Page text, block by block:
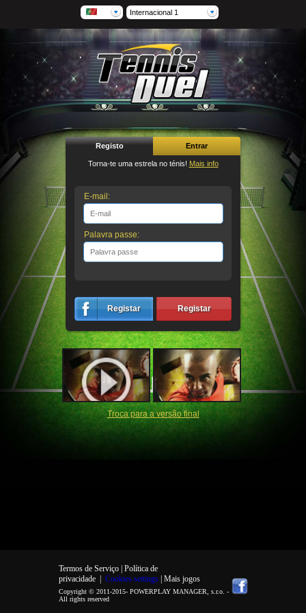
Internacional 1
Registo Entrar
Torna-te uma estrela no ténis! Mais info
E-mail:
Palavra passe:
Registar Registar
Troca para a versão final
Termos de Serviço | Política de
privacidade| Cookies settings | Mais jogos
Copyright © 2011-2015- POWERPLAY MANAGER, s.r.o. -
All rights reserved